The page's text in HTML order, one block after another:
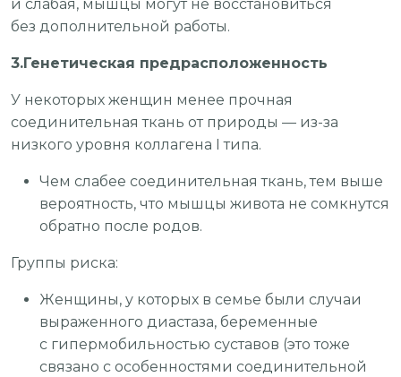
и слабая, мышцы могут не восстановиться
без дополнительной работы.
3.Генетическая предрасположенность
У некоторых женщин менее прочная
соединительная ткань от природы — из-за
низкого уровня коллагена I типа.
Чем слабее соединительная ткань, тем выше
вероятность, что мышцы живота не сомкнутся
обратно после родов.
Группы риска:
Женщины, у которых в семье были случаи
выраженного диастаза, беременные
с гипермобильностью суставов (это тоже
связано с особенностями соединительной